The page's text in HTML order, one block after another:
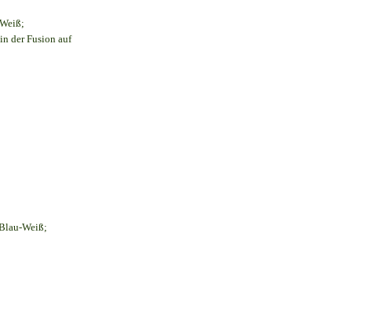
der Fusion auf
Weiß;